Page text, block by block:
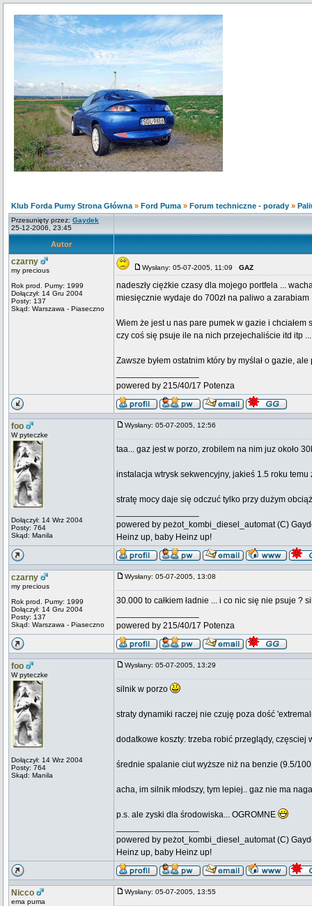
Klub Forda Pumy Strona Główna » Ford Puma » Forum techniczne - porady »
Przesunięty przez: Gaydek
25-12-2006, 23:45
Autor
czarny
my precious
Rok prod. Pumy: 1999
Dołączył: 14 Gru 2004
Posty: 137
Skąd: Warszawa - Piaseczno
Wysłany: 05-07-2005, 11:09 GAZ
nadeszły ciężkie czasy dla mojego portfela ...
miesięcznie wydaje do 700zł na paliwo a
Wiem że jest u nas pare pumek w gazie i
czy coś się psuje ile na nich przejechaliście itd itp
Zawsze byłem ostatnim który by myślał o gazie,
powered by 215/40/17 Potenza
foo
W pyteczke
Dołączył: 14 Wrz 2004
Posty: 764
Skąd: Manila
Wysłany: 05-07-2005, 12:56
taa... gaz jest w porzo, zrobilem na nim juz około
instalacja wtrysk sekwencyjny, jakieś 1.5 roku temu
stratę mocy daje się odczuć tylko przy dużym
powered by peżot_kombi_diesel_automat (C)
Heinz up, baby Heinz up!
czarny
my precious
Rok prod. Pumy: 1999
Dołączył: 14 Gru 2004
Posty: 137
Skąd: Warszawa - Piaseczno
Wysłany: 05-07-2005, 13:08
30.000 to całkiem ładnie ... i co nic się nie psuje
powered by 215/40/17 Potenza
foo
W pyteczke
Dołączył: 14 Wrz 2004
Posty: 764
Skąd: Manila
Wysłany: 05-07-2005, 13:29
silnik w porzo
straty dynamiki raczej nie czuję poza dość
dodatkowe koszty: trzeba robić przeglądy,
średnie spalanie ciut wyższe niż na benzie (9.5/
acha, im silnik młodszy, tym lepiej.. gaz nie ma
p.s. ale zyski dla środowiska... OGROMNE
powered by peżot_kombi_diesel_automat (C)
Heinz up, baby Heinz up!
Nicco
ema puma
Wysłany: 05-07-2005, 13:55